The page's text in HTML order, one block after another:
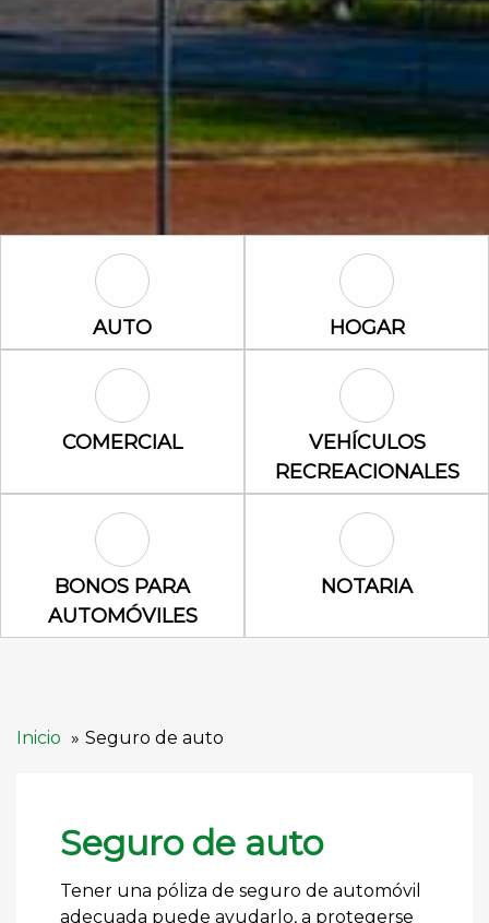
Auto Icon
AUTO Hogar Icon
HOGAR
Comercial Icon
COMERCIAL Vehículos
VEHÍCULOS
RECREACIONALES
Bonos para automóviles Icon
BONOS PARA
AUTOMÓVILES
Notaria Icon
NOTARIA
Inicio Seguro de auto
Seguro de auto
Tener una póliza de seguro de automóvil
adecuada puede ayudarlo, a protegerse